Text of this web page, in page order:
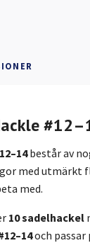
består av
med utmärkt
med.
10 sadelhackel
och passar